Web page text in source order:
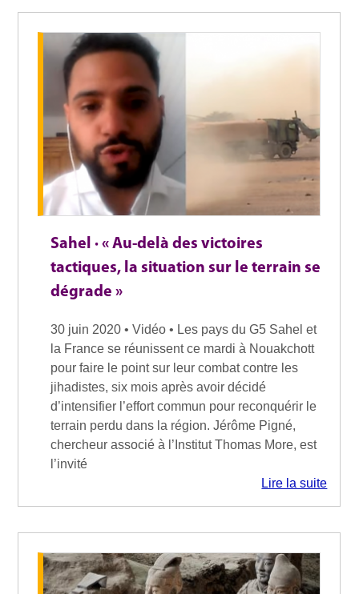
Sahel · « Au-delà des victoires
tactiques, la situation sur le terrain se
dégrade »
30 juin 2020 • Vidéo • Les pays du G5 Sahel et
la France se réunissent ce mardi à Nouakchott
pour faire le point sur leur combat contre les
jihadistes, six mois après avoir décidé
d’intensifier l’effort commun pour reconquérir le
terrain perdu dans la région. Jérôme Pigné,
chercheur associé à l’Institut Thomas More, est
l’invité
Lire la suite